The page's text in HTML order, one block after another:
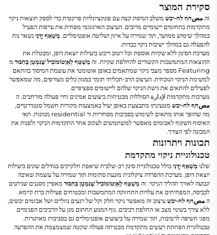
סקירת המוצר
זהمصחף לח-יבש משלב הנדסת קצה עם פונקציונליות פרקטית כדי לספק תוצאות ניקוי
מתקדמות בתחומים יישומיים מרובים. העיצוב הארגונומי מפחית את עייפות הפעיל
במהלך שימוש ממושך, תוך שמירה על איזון ושליטה אופטימליים. מְשַׁאֵף יָדָנִינשאר נוח
להפעלה גם במהלך ישיבות ניקוי כבדות.
מערכת הסינון ללא שקיות אוספת זבל רטוב וייבש ביעילות יוצאת דופן, ומבטלת את
ההוצאות המתמשכות הקשורים להחלפת שקיות. זה מְשַׁטֵּף לְאַוְטוֹמוֹבִיל שֶׁנִּמְטָן בְּחִבּוּר מ
Featuring מספר מצבי ניקוי שמתאמים באופן אוטומטי את עוצמת המיסוך בהתאם
למשימת הניקוי הנוכחית. העיצוב הרב-תכליתי תומך במגוון כלים מצורפים, מה שמאפשר
לפעילים להתאים את גישת הניקוי שלהם ליישומים ספציפיים.
מערכות מתקדמות لإدارة הסוללות מבטיחות ביצועים אמינים וחיי פעולה מורחבים. ה
مصחף לח-יבש מטעינתו מתבצעת באופן יעיל באמצעות מקורות חשמל סטנדרטיים,
מה שהופך אותו מתאים לשימוש בסביבות מסחריות ור residential מגוונות. תאי
האיסוף השקוף לאבזמים מאפשר למשתמשים לעקוב אחר התקדמות הניקוי ולפנות את
המכונה לפי הצורך.
תכונות ויתרונות
טכנולוגיית ניקוי מתקדמת
שלנו מְשַׁאֵף יָדָנִיכולל טכנולוגיית סינון רב-שלבית שיאפת חלקיקים בגודלים שונים ביעילות
יוצאת דופן. מערכת ההפרדה ציקלונית מונעת סתימות תוך שמירה על עוצמת שאיבה
קבועה לאורך תהליך הניקוי. זה מְשַׁטֵּף לְאַוְטוֹמוֹבִיל שֶׁנִּמְטָן בְּחִבּוּר מאפיין מסננים שניתנים
לכביסה, המפחיתים את עלויות התחזוקה המתמשכות ומבטיחים פעילות ברת קיימא.
הمصחף לח-יבשעיצוב זה מאפשר ניקוי חלק וקל של רגעים נוזליים ושל אבזמים יבשים,
ללא צורך בשינוי מצב או החלפת רכיבים. גוף המנוע החתום מגן על הרכיבים הפנימיים
מפני חשיפה לרטיבות, תוך שמירה על ביצועים אופטימליים גם בסביבות מאתגרות.
טכנולוגיית הפחתת רעשים מתקדמת מבטיחה פעולה שקטה שמצמצמת את ההפרעה